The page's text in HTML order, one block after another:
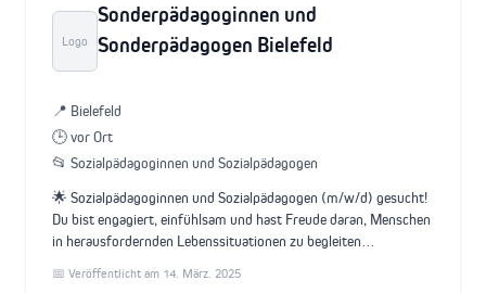
Logo
Sonderpädagoginnen und
Sonderpädagogen Bielefeld
📍 Bielefeld
🕒 vor Ort
📂 Sozialpädagoginnen und Sozialpädagogen
🌟 Sozialpädagoginnen und Sozialpädagogen (m/w/d) gesucht!
Du bist engagiert, einfühlsam und hast Freude daran, Menschen
in herausfordernden Lebenssituationen zu begleiten…
📅 Veröffentlicht am 14. März. 2025